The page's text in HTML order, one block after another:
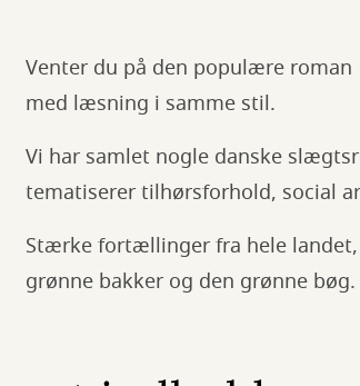
Venter du på den populære roman
med læsning i samme stil.
Vi har samlet nogle danske
tematiserer tilhørsforhold, social
Stærke fortællinger fra hele
grønne bakker og den grønne bøg.